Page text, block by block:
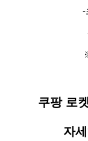
-
쿠팡 로
자